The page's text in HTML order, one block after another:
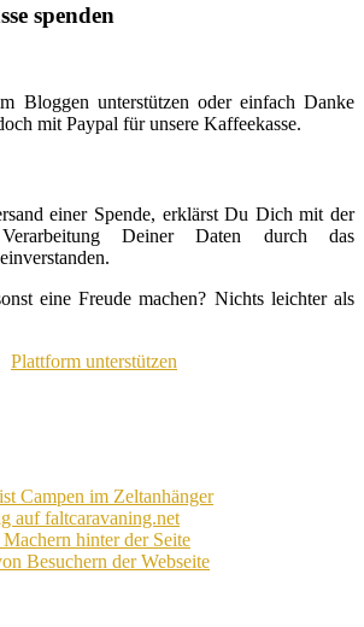
spenden
Bloggen unterstützen oder einfach Danke
mit Paypal für unsere Kaffeekasse.
einer Spende, erklärst Du Dich mit der
Deiner Daten durch das
eine Freude machen? Nichts leichter als
Plattform unterstützen
Campen im Zeltanhänger
auf faltcaravaning.net
hinter der Seite
Besuchern der Webseite